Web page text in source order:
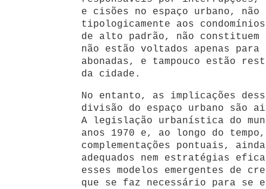
e cisões no espaço urbano,
tipologicamente aos
de alto padrão, não constituem
não estão voltados apenas para
abonadas, e tampouco estão
da cidade.
No entanto, as implicações
divisão do espaço urbano são
A legislação urbanística do
anos 1970 e, ao longo do
complementações pontuais,
adequados nem estratégias
esses modelos emergentes de
que se faz necessário para se